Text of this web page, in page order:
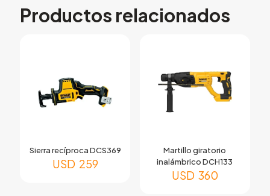
Productos relacionados
Sierra recíproca DCS369
USD 259
Martillo giratorio
inalámbrico DCH133
USD 360